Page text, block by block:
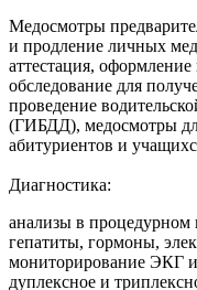
Медосмотры
и продление личных
аттестация,
обследование для
проведение
(ГИБДД), медосмотры
абитуриентов и
Диагностика:
анализы в
гепатиты, гормоны,
мониторирование ЭКГ
дуплексное и